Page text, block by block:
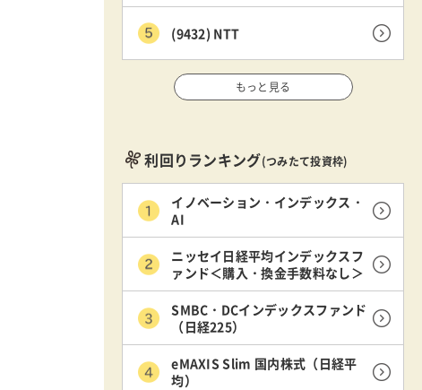
(9432) NTT
もっと見る
利回りランキング(つみたて投資枠)
イノベーション・インデックス・
AI
ニッセイ日経平均インデックスフ
ァンド＜購入・換金手数料なし＞
SMBC・DCインデックスファンド
（日経225）
eMAXIS Slim 国内株式（日経平
均）